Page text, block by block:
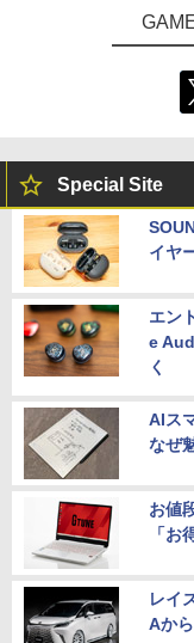
Special Site
イヤ
エン
e
く
AIス
なぜ
お値
「お
レイ
Aか